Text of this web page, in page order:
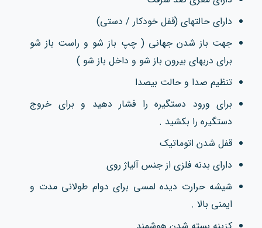
دارای حالتهای (قفل خودکار / دستی)
جهت باز شدن جهانی ( چپ باز شو و راست باز شو
برای دربهای بیرون باز شو و داخل باز شو )
تنظیم صدا و حالت بیصدا
برای ورود دستگیره را فشار دهید و برای خروج
دستگیره را بکشید .
قفل شدن اتوماتیک
دارای بدنه فلزی از جنس آلیاژ روی
شیشه حرارت دیده لمسی برای دوام طولانی مدت و
ایمنی بالا .